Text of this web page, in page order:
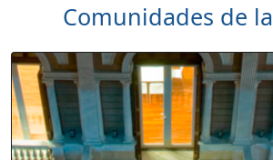
Comunidades de la